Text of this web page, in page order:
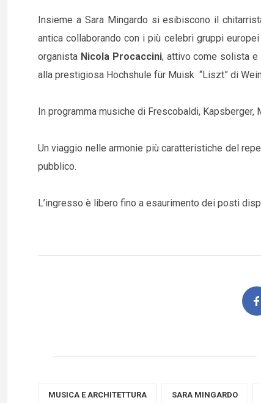
Insieme a Sara Mingardo si esibiscono il
antica collaborando con i più celebri gruppi
organista Nicola Procaccini, attivo come solista
alla prestigiosa Hochshule für Muisk “Liszt” di
In programma musiche di Frescobaldi,
Un viaggio nelle armonie più caratteristiche del
pubblico.
L’ingresso è libero fino a esaurimento dei posti
MUSICA E ARCHITETTURA SARA MINGARDO